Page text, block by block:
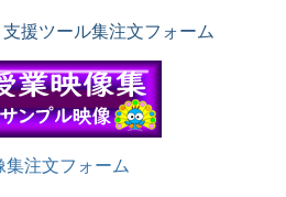
援ツール集注文フォーム
集注文フォーム